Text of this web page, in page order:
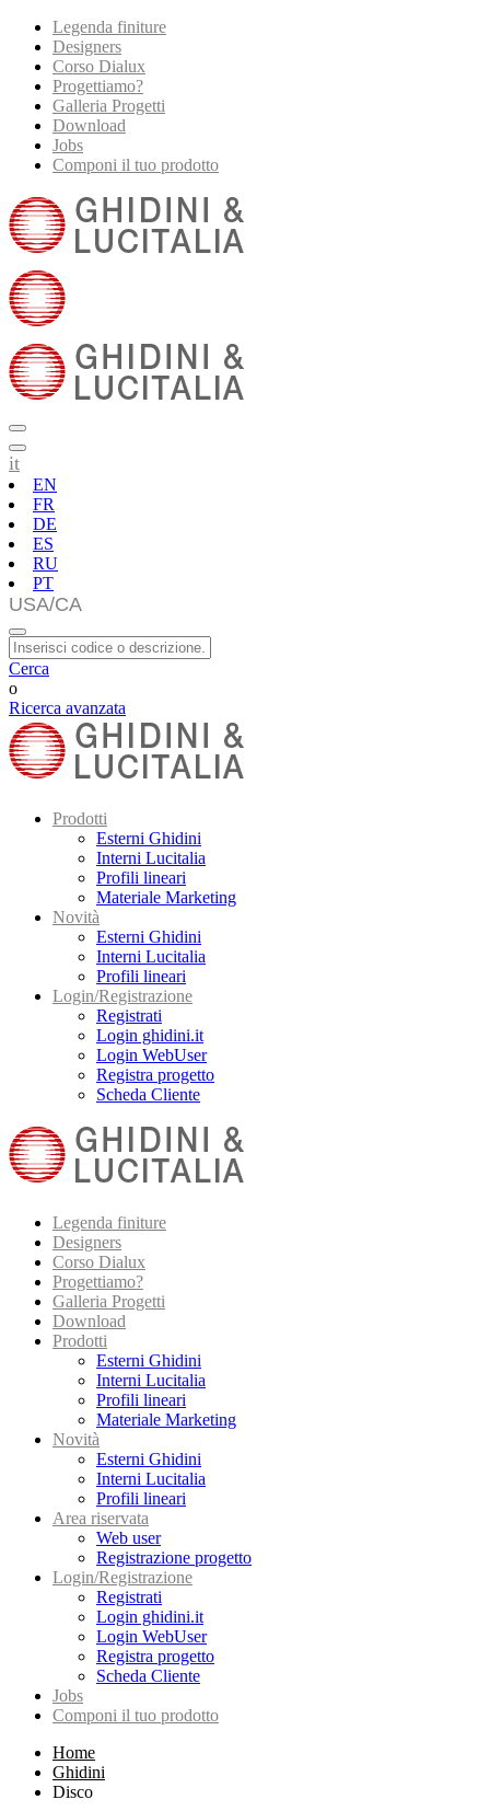
Legenda finiture
Designers
Corso Dialux
Progettiamo?
Galleria Progetti
Download
Jobs
Componi il tuo prodotto
it
EN
FR
DE
ES
RU
PT
Cerca
o
Ricerca avanzata
Prodotti
Esterni Ghidini
Interni Lucitalia
Profili lineari
Materiale Marketing
Novità
Esterni Ghidini
Interni Lucitalia
Profili lineari
Login/Registrazione
Registrati
Login ghidini.it
Login WebUser
Registra progetto
Scheda Cliente
Legenda finiture
Designers
Corso Dialux
Progettiamo?
Galleria Progetti
Download
Prodotti
Esterni Ghidini
Interni Lucitalia
Profili lineari
Materiale Marketing
Novità
Esterni Ghidini
Interni Lucitalia
Profili lineari
Area riservata
Web user
Registrazione progetto
Login/Registrazione
Registrati
Login ghidini.it
Login WebUser
Registra progetto
Scheda Cliente
Jobs
Componi il tuo prodotto
Home
Ghidini
Disco